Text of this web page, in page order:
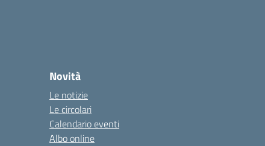
Novità
Le notizie
Le circolari
Calendario eventi
Albo online